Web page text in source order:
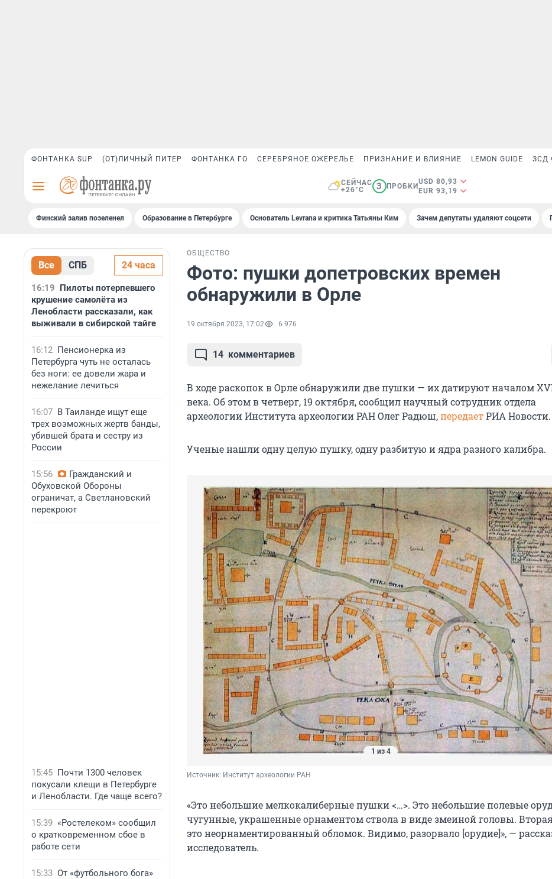
ФОНТАНКА SUP (ОТ)ЛИЧНЫЙ ПИТЕР ФОНТАНКА ГО СЕРЕБРЯНОЕ ОЖЕРЕЛЬЕ ПРИЗНАНИЕ И ВЛИЯНИЕ LEMON GUIDE ЗСД
СЕЙЧАС
+26°C
3 ПРОБКИ
USD 80,93
EUR 93,19
Финский залив позеленел Образование в Петербурге Основатель Levrana и критика Татьяны Ким Зачем депутаты удаляют соцсети
Все СПБ 24 часа
16:19 Пилоты потерпевшего
крушение самолёта из
Ленобласти рассказали, как
выживали в сибирской тайге
16:12 Пенсионерка из
Петербурга чуть не осталась
без ноги: ее довели жара и
нежелание лечиться
16:07 В Таиланде ищут еще
трех возможных жертв банды,
убившей брата и сестру из
России
15:56
Гражданский и
Обуховской Обороны
ограничат, а Светлановский
перекроют
15:45 Почти 1300 человек
покусали клещи в Петербурге
и Ленобласти. Где чаще всего?
15:39 «Ростелеком» сообщил
о кратковременном сбое в
работе сети
15:33 От «футбольного бога»
ОБЩЕСТВО
Фото: пушки допетровских времен
обнаружили в Орле
19 октября 2023, 17:02 6 976
14 комментариев
В ходе раскопок в Орле обнаружили две пушки — их датируют началом
века. Об этом в четверг, 19 октября, сообщил научный сотрудник отдела
археологии Института археологии РАН Олег Радюш,передаетРИА Новости.
Ученые нашли одну целую пушку, одну разбитую и ядра разного калибра.
1 из 4
Источник: Институт археологии РАН
«Это небольшие мелкокалиберные пушки <…>. Это небольшие полевые
чугунные, украшенные орнаментом ствола в виде змеиной головы.
это неорнаментированный обломок. Видимо, разорвало [орудие]», —
исследователь.